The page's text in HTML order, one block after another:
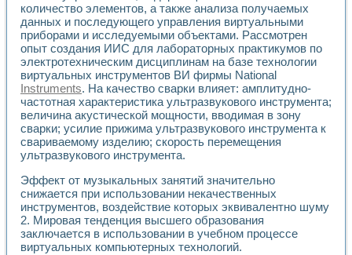
Применение LabVIEW для исследования течения в
Создание виртуальной работы «Изучение магнитных
Обратный маятник
Устройство для изучения основ интерфейсов обмена по
Лабораторный практикум: изучение адиабатического
Стенд для исследования электрических переходных
Система статистической обработки результатов
Автоматизация лазерно-плазменных измерений с
Модельно-измерительный комплекс. Назначение. Состав.
Использование технологий NATIONAL INSTRUMENTS
Учебный практикум "Спектральный и корреляционный
Оборудование и программное обеспечение учебных
Виртуальный лабораторный практикум для изучения
Управление роботом ТУР-10 средствами LabVIEW
Аппаратно-программный комплекс для исследования
Автоматизированный дистанционный лабораторный
количество элементов, а также анализа получаемых
данных и последующего управления виртуальными
приборами и исследуемыми объектами. Рассмотрен
опыт создания ИИС для лабораторных практикумов по
электротехническим дисциплинам на базе технологии
виртуальных инструментов ВИ фирмы National
Instruments. На качество сварки влияет: амплитудно-
частотная характеристика ультразвукового инструмента;
величина акустической мощности, вводимая в зону
сварки; усилие прижима ультразвукового инструмента к
свариваемому изделию; скорость перемещения
ультразвукового инструмента.
Эффект от музыкальных занятий значительно
снижается при использовании некачественных
инструментов, воздействие которых эквивалентно шуму
2. Мировая тенденция высшего образования
заключается в использовании в учебном процессе
виртуальных компьютерных технологий.